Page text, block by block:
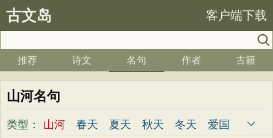
古文岛 客户端下载
推荐 诗文 名句 作者 古籍
山河名句
类型： 山河 春天 夏天 秋天 冬天
爱国